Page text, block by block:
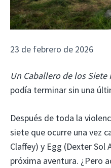
23 de febrero de 2026
Un Caballero de los Siete
podía terminar sin una
Después de toda la
siete que ocurre una vez
Claffey) y Egg (Dexter Sol
próxima aventura. ¿Pero